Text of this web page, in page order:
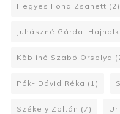
Hegyes Ilona Zsanett (2)
Juhászné Gárdai
Köbliné Szabó Orsolya
Pók- Dávid Réka (1)
Székely Zoltán (7)